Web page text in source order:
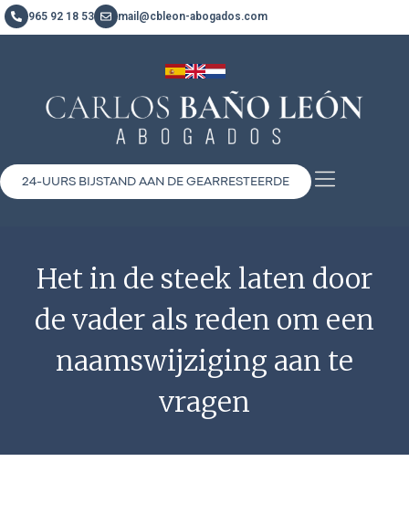
965 92 18 53 mail@cbleon-abogados.com
24-UURS BIJSTAND AAN DE GEARRESTEERDE
Het in de steek laten door
de vader als reden om een
naamswijziging aan te
vragen